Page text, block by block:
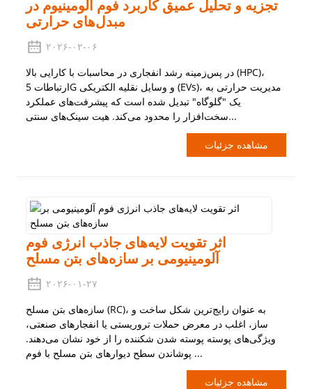
تجزیه و تحلیل عمیق کاربرد فوم آلومینیوم در
مبدل‌های حرارتی
۲۰۲۶-۰۲-۰۶
در پس‌زمینه رشد انفجاری در محاسبات با کارایی بالا (HPC)،
ارتباطات 5G و وسایل نقلیه الکتریکی (EVs)، مدیریت حرارتی به
یک "گلوگاه" تبدیل شده است که پیشرفت‌های عملکرد
سخت‌افزار را محدود می‌کند. هیت سینک‌های سنتی...
مشاهده جزئیات
اثر تقویت لایه‌های جاذب انرژی فوم
آلومینیومی بر سازه‌های بتن مسلح
۲۰۲۶-۰۱-۲۷
سازه‌های بتن مسلح (RC)، به عنوان رایج‌ترین شکل ساخت و
ساز، اغلب در معرض حملات تروریستی یا انفجارهای صنعتی،
ویژگی‌های پوسته پوسته شدن شکننده را از خود نشان می‌دهند.
پوشاندن سطح دیوارهای بتن مسلح با فوم ...
مشاهده جزئیات